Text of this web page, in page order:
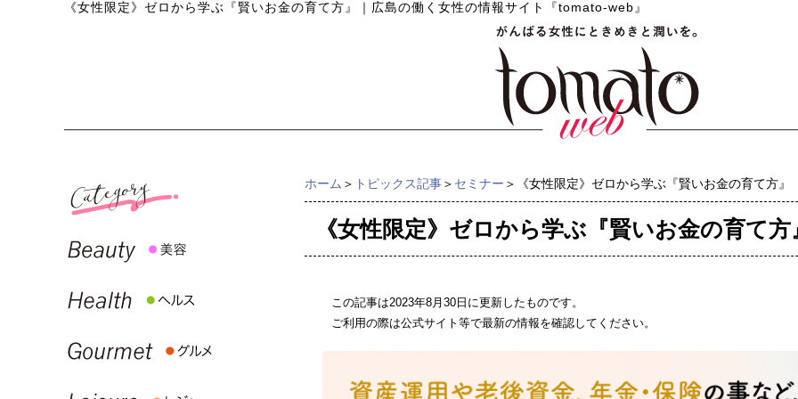
《女性限定》ゼロから学ぶ『賢いお金の育て方』 ｜ 広島の働く女性の情報サイト『tomato-web』
ホーム ＞ トピックス記事＞ セミナー ＞《女性限定》ゼロから学ぶ『賢いお金の育て方』
《女性限定》ゼロから学ぶ『賢いお金の育て方
この記事は2023年8月30日に更新したものです。
ご利用の際は公式サイト等で最新の情報を確認してください。